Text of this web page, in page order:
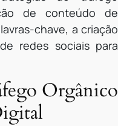
de conteúdo de
chave, a criação
redes sociais para
Orgânico